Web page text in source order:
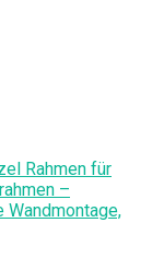
Rahmen für
–